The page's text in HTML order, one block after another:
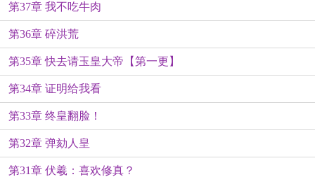
第37章 我不吃牛肉
第36章 碎洪荒
第35章 快去请玉皇大帝【第一更】
第34章 证明给我看
第33章 终皇翻脸！
第32章 弹劾人皇
第31章 伏羲：喜欢修真？